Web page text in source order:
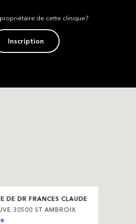
de cette clinique?
Inscription
DE DR FRANCES CLAUDE
30500 ST AMBROIX